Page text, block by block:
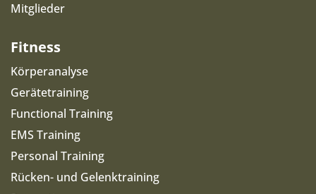
Mitglieder
Fitness
Körperanalyse
Gerätetraining
Functional Training
EMS Training
Personal Training
Rücken- und Gelenktraining